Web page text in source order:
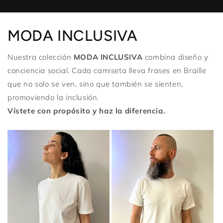
MODA INCLUSIVA
Nuestra colección MODA INCLUSIVA combina diseño y
conciencia social. Cada camiseta lleva frases en Braille
que no solo se ven, sino que también se sienten,
promoviendo la inclusión.
Vístete con propósito y haz la diferencia.